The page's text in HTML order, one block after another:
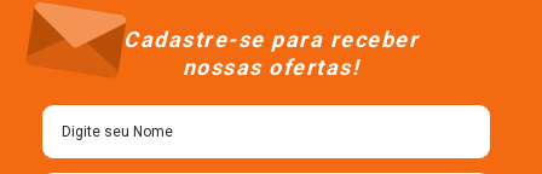
＋
－ ＋
－